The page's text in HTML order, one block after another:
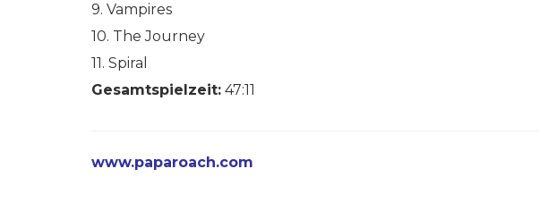
9. Vampires
10. The Journey
11. Spiral
Gesamtspielzeit: 47:11
www.paparoach.com